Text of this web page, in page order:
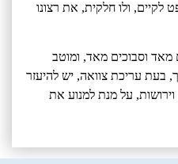
לקיים, ולו חלקית, את רצונו
מאד וסבוכים מאד, ומוטב
בעת עריכת צוואה, יש להיעזר
וירושות, על מנת למנוע את